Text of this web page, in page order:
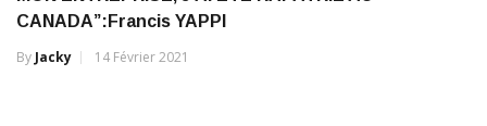
CANADA”:Francis YAPPI
By Jacky 14 Février 2021